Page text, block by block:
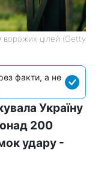
ворожих цілей (Getty
факти, а не
Україну
200
удару -